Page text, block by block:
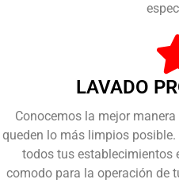
LAVADO
Conocemos la mejor
queden lo más limpios
todos tus establecimientos
comodo para la operación de